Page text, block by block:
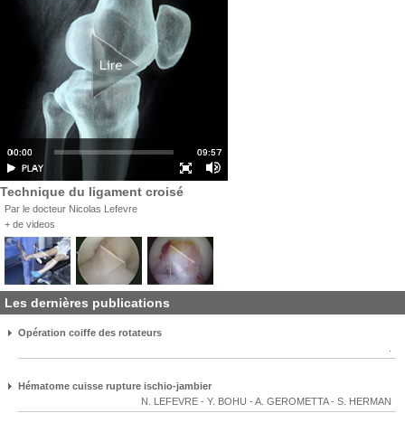
Technique du ligament croisé
Par le docteur Nicolas Lefevre
+ de videos
Les dernières publications
Opération coiffe des rotateurs
Hématome cuisse rupture ischio-jambier
N. LEFEVRE - Y. BOHU - A. GEROMETTA- S. HERMAN